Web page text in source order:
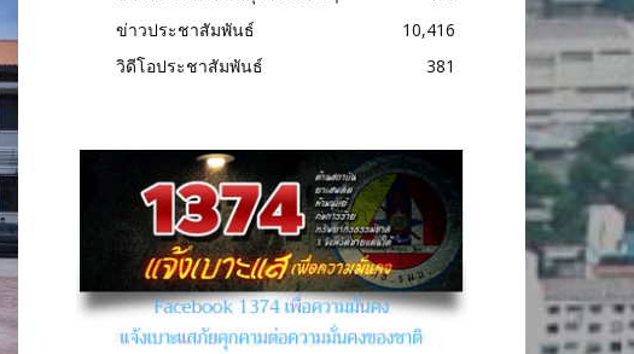
ข่าวประชาสัมพันธ์
10,416
วิดีโอประชาสัมพันธ์
381